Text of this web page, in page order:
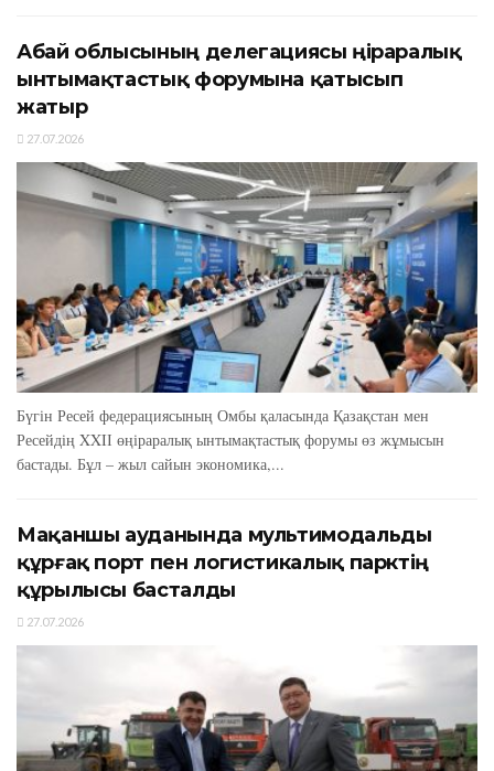
Абай облысының делегациясы өңіраралық
ынтымақтастық форумына қатысып
жатыр
27.07.2026
Бүгін Ресей федерациясының Омбы қаласында Қазақстан мен
Ресейдің XXIІ өңіраралық ынтымақтастық форумы өз жұмысын
бастады. Бұл – жыл сайын экономика,...
Мақаншы ауданында мультимодальды
құрғақ порт пен логистикалық парктің
құрылысы басталды
27.07.2026